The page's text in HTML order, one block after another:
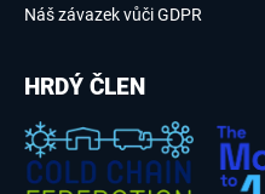
Náš závazek vůči GDPR
HRDÝ ČLEN